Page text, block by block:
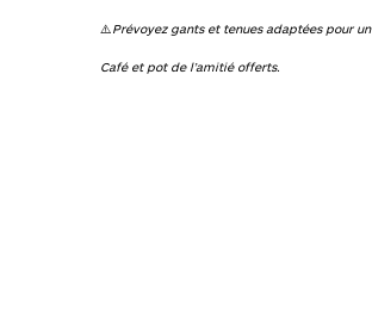
⚠️Prévoyez gants et tenues adaptées pour
Café et pot de l’amitié offerts.